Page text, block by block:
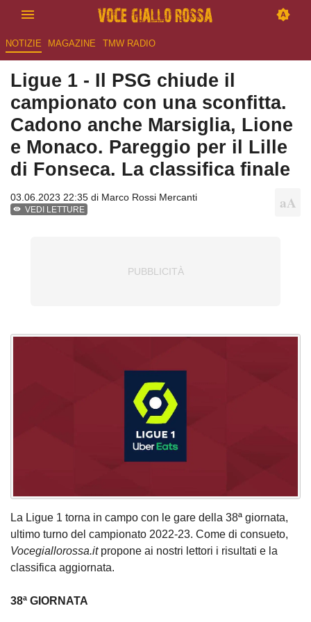
NOTIZIE MAGAZINE TMW RADIO
Ligue 1 - Il PSG chiude il
campionato con una sconfitta.
Cadono anche Marsiglia, Lione
e Monaco. Pareggio per il Lille
di Fonseca. La classifica finale
03.06.2023 22:35 di Marco Rossi Mercanti
VEDI LETTURE
La Ligue 1 torna in campo con le gare della 38ª giornata,
ultimo turno del campionato 2022-23. Come di consueto,
Vocegiallorossa.itpropone ai nostri lettori i risultati e la
classifica aggiornata.
38ª GIORNATA